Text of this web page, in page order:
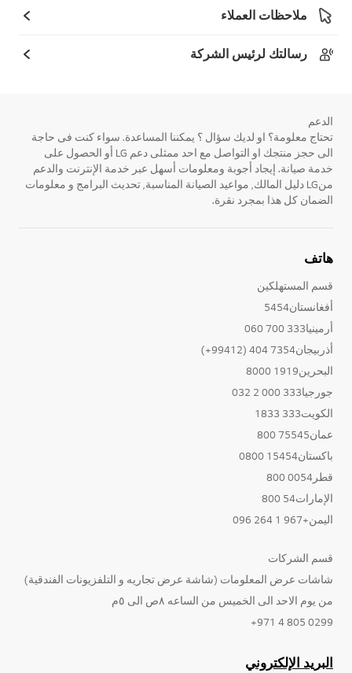
ملاحظات العملاء
رسالتك لرئيس الشركة
الدعم
تحتاج معلومة؟ او لديك سؤال ؟ يمكننا المساعدة. سواء كنت فى حاجة
الى حجز منتجك او التواصل مع احد ممثلى دعم LG أو الحصول على
خدمة صيانة. إيجاد أجوبة ومعلومات أسهل عبر خدمة الإنترنت والدعم
منLG دليل المالك, مواعيد الصيانة المناسبة, تحديث البرامج و معلومات
الضمان كل هذا بمجرد نقرة.
هاتف
قسم المستهلكين
أفغانستان5454
أرمينيا333 700 060
أذربيجان7354 404 (99412+)
البحرين1919 8000
جورجيا333 000 2 032
الكويت333 1833
عمان75545 800
باكستان15454 0800
قطر0054 800
الإمارات54 800
اليمن+967 1 264 096
قسم الشركات
شاشات عرض المعلومات (شاشة عرض تجاريه و التلفزيونات الفندقية)
من يوم الاحد الى الخميس من الساعه ٨ص الى ٥م
0299 805 4 971+
البريد الإلكتروني